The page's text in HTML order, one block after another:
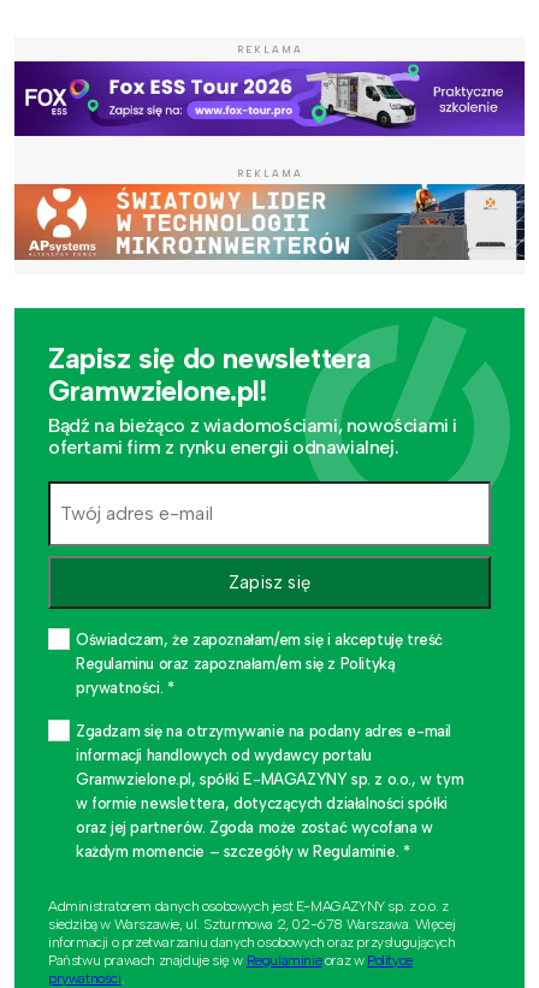
REKLAMA
REKLAMA
Zapisz się do newslettera
Gramwzielone.pl!
Bądź na bieżąco z wiadomościami, nowościami i
ofertami firm z rynku energii odnawialnej.
Zapisz się
Oświadczam, że zapoznałam/em się i akceptuję treść
Regulaminu oraz zapoznałam/em się z Polityką
prywatności. *
Zgadzam się na otrzymywanie na podany adres e-mail
informacji handlowych od wydawcy portalu
Gramwzielone.pl, spółki E-MAGAZYNY sp. z o.o., w tym
w formie newslettera, dotyczących działalności spółki
oraz jej partnerów. Zgoda może zostać wycofana w
każdym momencie – szczegóły w Regulaminie. *
Administratorem danych osobowych jest E-MAGAZYNY sp. z o.o. z
siedzibą w Warszawie, ul. Szturmowa 2, 02-678 Warszawa. Więcej
informacji o przetwarzaniu danych osobowych oraz przysługujących
Państwu prawach znajduje się w Regulaminieoraz w Polityce
prywatności.